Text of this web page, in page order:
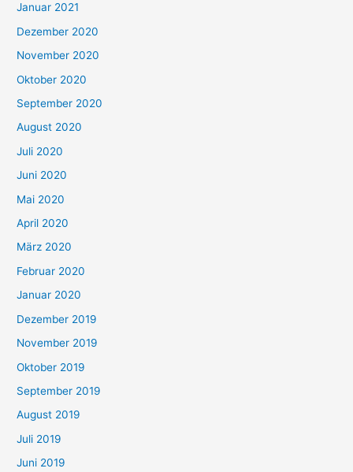
Januar 2021
Dezember 2020
November 2020
Oktober 2020
September 2020
August 2020
Juli 2020
Juni 2020
Mai 2020
April 2020
März 2020
Februar 2020
Januar 2020
Dezember 2019
November 2019
Oktober 2019
September 2019
August 2019
Juli 2019
Juni 2019